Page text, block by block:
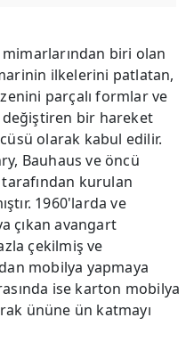
mimarlarından biri olan
ilkelerini patlatan,
parçalı formlar ve
bir hareket
olarak kabul edilir.
Bauhaus ve öncü
kurulan
1960'larda ve
çıkan avangart
çekilmiş ve
mobilya yapmaya
ise karton mobilya
ününe ün katmayı